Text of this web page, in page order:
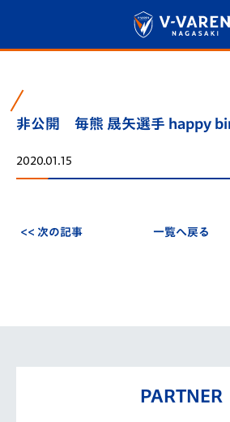
非公開 毎熊 晟矢選手 happy
2020.01.15
<< 次の記事 一覧へ戻る
PARTNER